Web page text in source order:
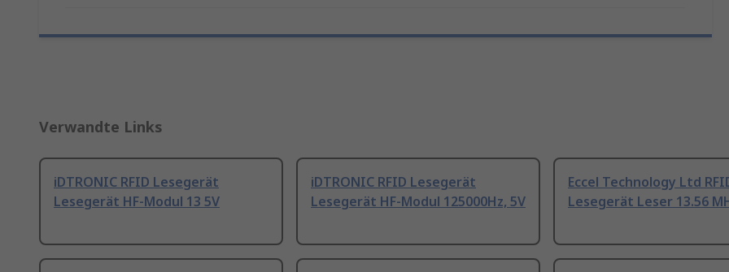
Verwandte Links
iDTRONIC RFID Lesegerät
Lesegerät HF-Modul 13 5V
iDTRONIC RFID Lesegerät
Lesegerät HF-Modul 125000Hz, 5V
Eccel Technology Ltd
Lesegerät Leser 13.56